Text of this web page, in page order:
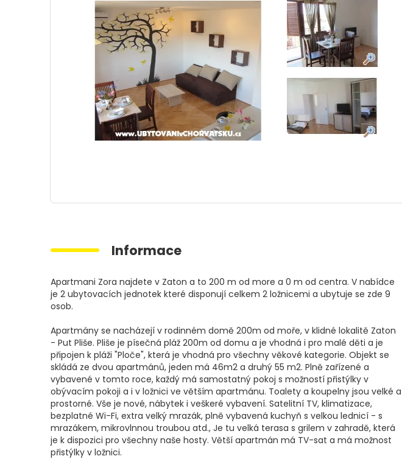
Informace
Apartmani Zora najdete v Zaton a to 200 m od more a 0 m od centra. V nabídce
je 2 ubytovacích jednotek které disponují celkem 2 ložnicemi a ubytuje se zde 9
osob.
Apartmány se nacházejí v rodinném domě 200m od moře, v klidné lokalitě Zaton
- Put Pliše. Pliše je písečná pláž 200m od domu a je vhodná i pro malé děti a je
připojen k pláži "Ploče", která je vhodná pro všechny věkové kategorie. Objekt se
skládá ze dvou apartmánů, jeden má 46m2 a druhý 55 m2. Plně zařízené a
vybavené v tomto roce, každý má samostatný pokoj s možností přistýlky v
obývacím pokoji a i v ložnici ve větším apartmánu. Toalety a koupelny jsou velké a
prostorné. Vše je nové, nábytek i veškeré vybavení. Satelitní TV, klimatizace,
bezplatné Wi-Fi, extra velký mrazák, plně vybavená kuchyň s velkou lednicí - s
mrazákem, mikrovlnnou troubou atd., Je tu velká terasa s grilem v zahradě, která
je k dispozici pro všechny naše hosty. Větší apartmán má TV-sat a má možnost
přistýlky v ložnici.